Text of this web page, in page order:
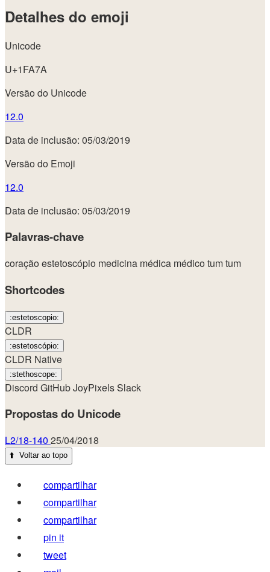
Detalhes do emoji
Unicode
U+1FA7A
Versão do Unicode
12.0
Data de inclusão: 05/03/2019
Versão do Emoji
12.0
Data de inclusão: 05/03/2019
Palavras-chave
coração estetoscópio medicina médica médico tum tum
Shortcodes
:estetoscopio:
CLDR
:estetoscópio:
CLDR Native
:stethoscope:
Discord GitHubJoyPixelsSlack
Propostas do Unicode
L2/18-140 25/04/2018
⬆️ Voltar ao topo
compartilhar
compartilhar
compartilhar
pin it
tweet